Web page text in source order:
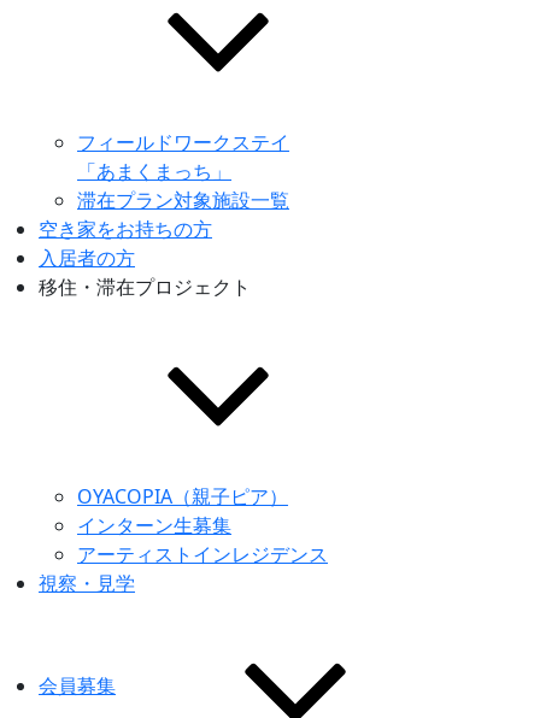
フィールドワークステイ
「あまくまっち」
滞在プラン対象施設一覧
空き家をお持ちの方
入居者の方
移住・滞在プロジェクト
OYACOPIA（親子ピア）
インターン生募集
アーティストインレジデンス
視察・見学
会員募集